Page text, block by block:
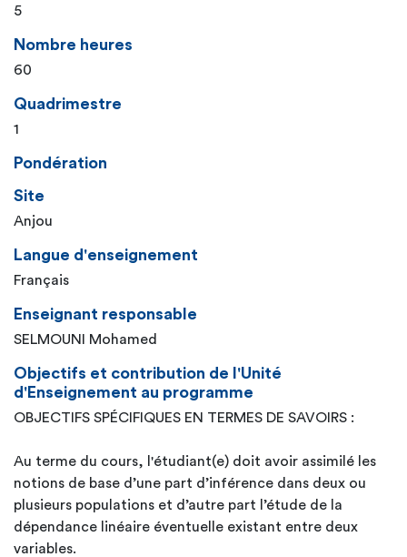
5
Nombre heures
60
Quadrimestre
1
Pondération
Site
Anjou
Langue d'enseignement
Français
Enseignant responsable
SELMOUNI Mohamed
Objectifs et contribution de l'Unité
d'Enseignement au programme
OBJECTIFS SPÉCIFIQUES EN TERMES DE SAVOIRS :
Au terme du cours, l'étudiant(e) doit avoir assimilé les
notions de base d’une part d’inférence dans deux ou
plusieurs populations et d’autre part l’étude de la
dépendance linéaire éventuelle existant entre deux
variables.